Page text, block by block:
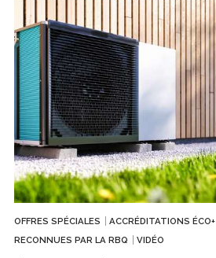
OFFRES SPÉCIALES
ACCRÉDITATIONS ÉCO+
RECONNUES PAR LA RBQ
VIDÉO